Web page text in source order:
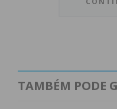
TAMBÉM PODE